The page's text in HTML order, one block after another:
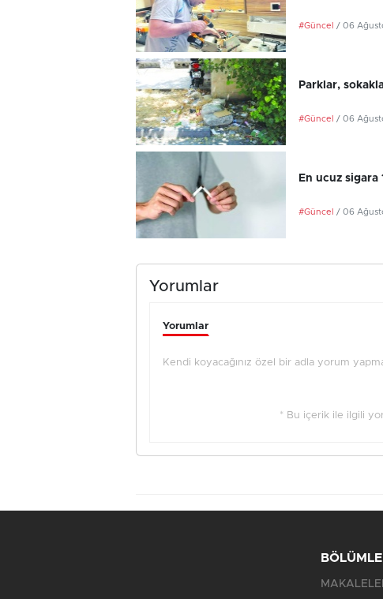
#Güncel / 06
Parklar,
#Güncel / 06
En ucuz sigara
#Güncel / 06
Yorumlar
Yorumlar
Kendi koyacağınız özel bir adla yorum
* Bu içerik ile ilgili